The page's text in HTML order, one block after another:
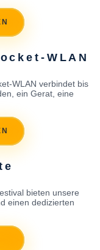
WLAN
WLAN verbindet bis
ein Gerat, eine
bieten unsere
einen dedizierten